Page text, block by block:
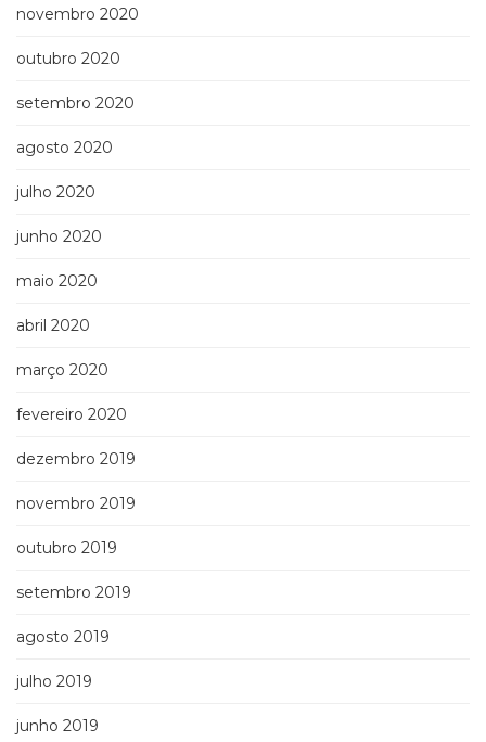
novembro 2020
outubro 2020
setembro 2020
agosto 2020
julho 2020
junho 2020
maio 2020
abril 2020
março 2020
fevereiro 2020
dezembro 2019
novembro 2019
outubro 2019
setembro 2019
agosto 2019
julho 2019
junho 2019